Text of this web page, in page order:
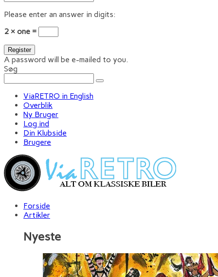
Please enter an answer in digits:
2 × one =
A password will be e-mailed to you.
Søg
ViaRETRO in English
Overblik
Ny Bruger
Log ind
Din Klubside
Brugere
Forside
Artikler
Nyeste